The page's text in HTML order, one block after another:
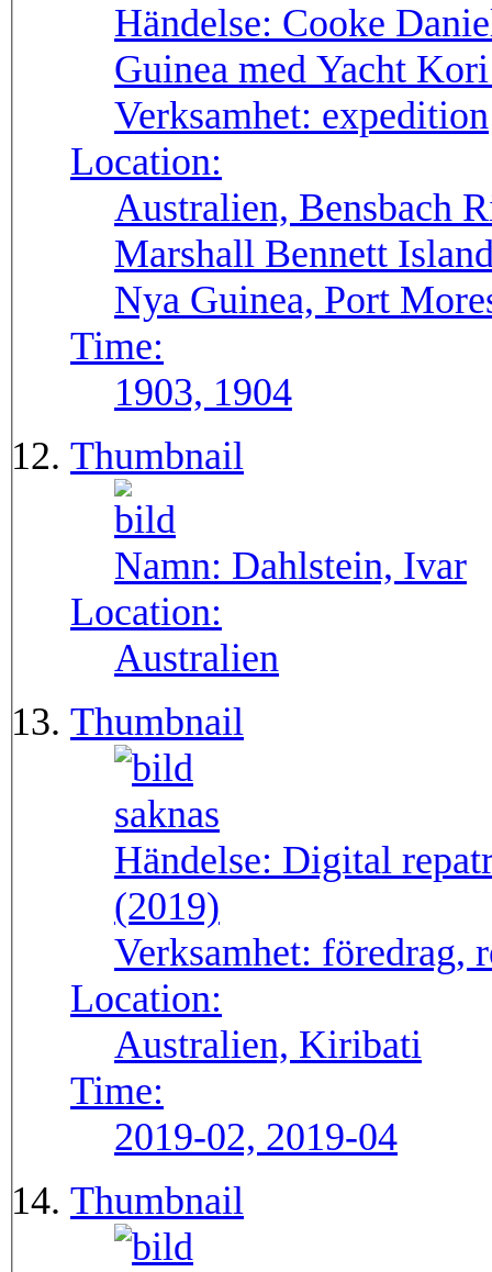
Händelse: Cooke
Guinea med Yacht
Verksamhet: expedition
Location:
Australien, Bensbach
Marshall Bennett
Nya Guinea, Port
Time:
1903, 1904
Thumbnail
Namn: Dahlstein, Ivar
Location:
Australien
Thumbnail
Händelse: Digital
(2019)
Verksamhet: föredrag,
Location:
Australien, Kiribati
Time:
2019-02, 2019-04
Thumbnail